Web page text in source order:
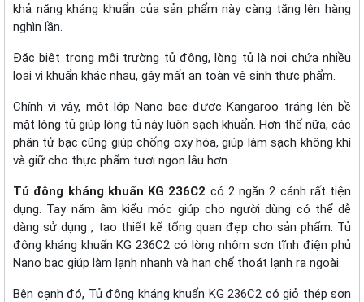
khả năng kháng khuẩn của sản phẩm này càng tăng lên hàng
nghìn lần.
Đặc biệt trong môi trường tủ đông, lòng tủ là nơi chứa nhiều
loại vi khuẩn khác nhau, gây mất an toàn vệ sinh thực phẩm.
Chính vì vậy, một lớp Nano bạc được Kangaroo tráng lên bề
mặt lòng tủ giúp lòng tủ này luôn sạch khuẩn. Hơn thế nữa, các
phân tử bạc cũng giúp chống oxy hóa, giúp làm sạch không khí
và giữ cho thực phẩm tươi ngon lâu hơn.
Tủ đông kháng khuẩn KG 236C2 có 2 ngăn 2 cánh rất tiện
dụng. Tay nắm âm kiểu móc giúp cho người dùng có thể dễ
dàng sử dụng , tạo thiết kế tổng quan đẹp cho sản phẩm. Tủ
đông kháng khuẩn KG 236C2 có lòng nhôm sơn tĩnh điện phủ
Nano bạc giúp làm lạnh nhanh và hạn chế thoát lạnh ra ngoài.
Bên cạnh đó, Tủ đông kháng khuẩn KG 236C2 có giỏ thép sơn